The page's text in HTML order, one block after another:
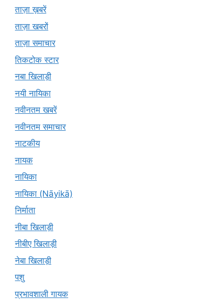
ताज़ा ख़बरें
ताज़ा खबरों
ताज़ा समाचार
तिकटोक स्टार
नबा खिलाड़ी
नयी नायिका
नवीनतम खबरें
नवीनतम समाचार
नाटकीय
नायक
नायिका
नायिका (Nāyikā)
निर्माता
नीबा खिलाड़ी
नीबीए खिलाड़ी
नेबा खिलाड़ी
पशु
प्रभावशाली गायक